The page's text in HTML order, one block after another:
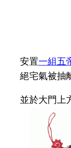
安置一組五
絕宅氣被抽
並於大門上